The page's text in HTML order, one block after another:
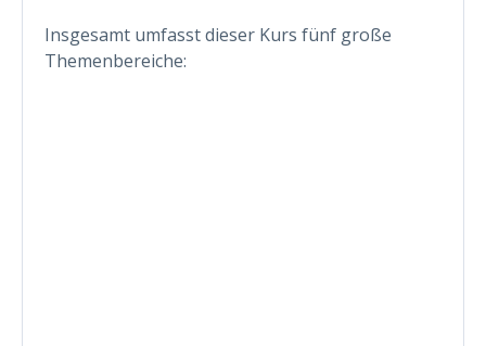
Insgesamt umfasst dieser Kurs fünf große
Themenbereiche: